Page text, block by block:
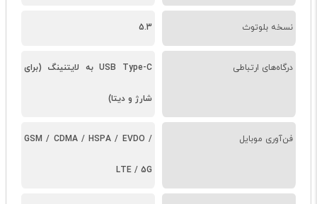
نسخه بلوتوث 5.3
درگاه‌های ارتباطی USB Type-C به لایتنینگ (برای
شارژ و دیتا)
فن‌آوری موبایل GSM / CDMA / HSPA / EVDO /
LTE / 5G